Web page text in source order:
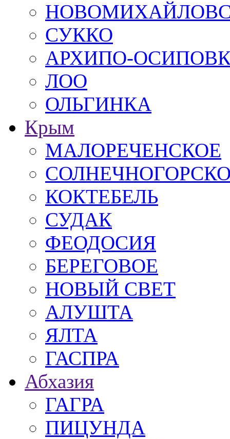
СУККО
АРХИПО-
ЛОО
ОЛЬГИНКА
Крым
МАЛОРЕЧЕНСКОЕ
КОКТЕБЕЛЬ
СУДАК
ФЕОДОСИЯ
БЕРЕГОВОЕ
НОВЫЙ СВЕТ
АЛУШТА
ЯЛТА
ГАСПРА
Абхазия
ГАГРА
ПИЦУНДА